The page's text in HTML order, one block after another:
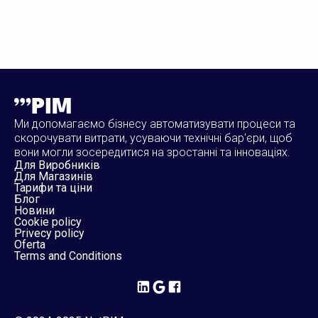
Ми допомагаємо бізнесу автоматизувати процеси та
скорочувати витрати, усуваючи технічні бар'єри, щоб
вони могли зосередитися на зростанні та інноваціях.
Для Виробників
Для Магазинів
Тарифи та ціни
Блог
Новини
Cookie policy
Privecy policy
Oferta
Terms and Conditions